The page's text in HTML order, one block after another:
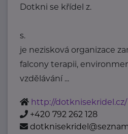
Dotkni se křídel z.
s.
je nezisková organizace
falcony terapii,
vzdělávání ...
http://dotknisekridel.cz/
+420 792 262 128